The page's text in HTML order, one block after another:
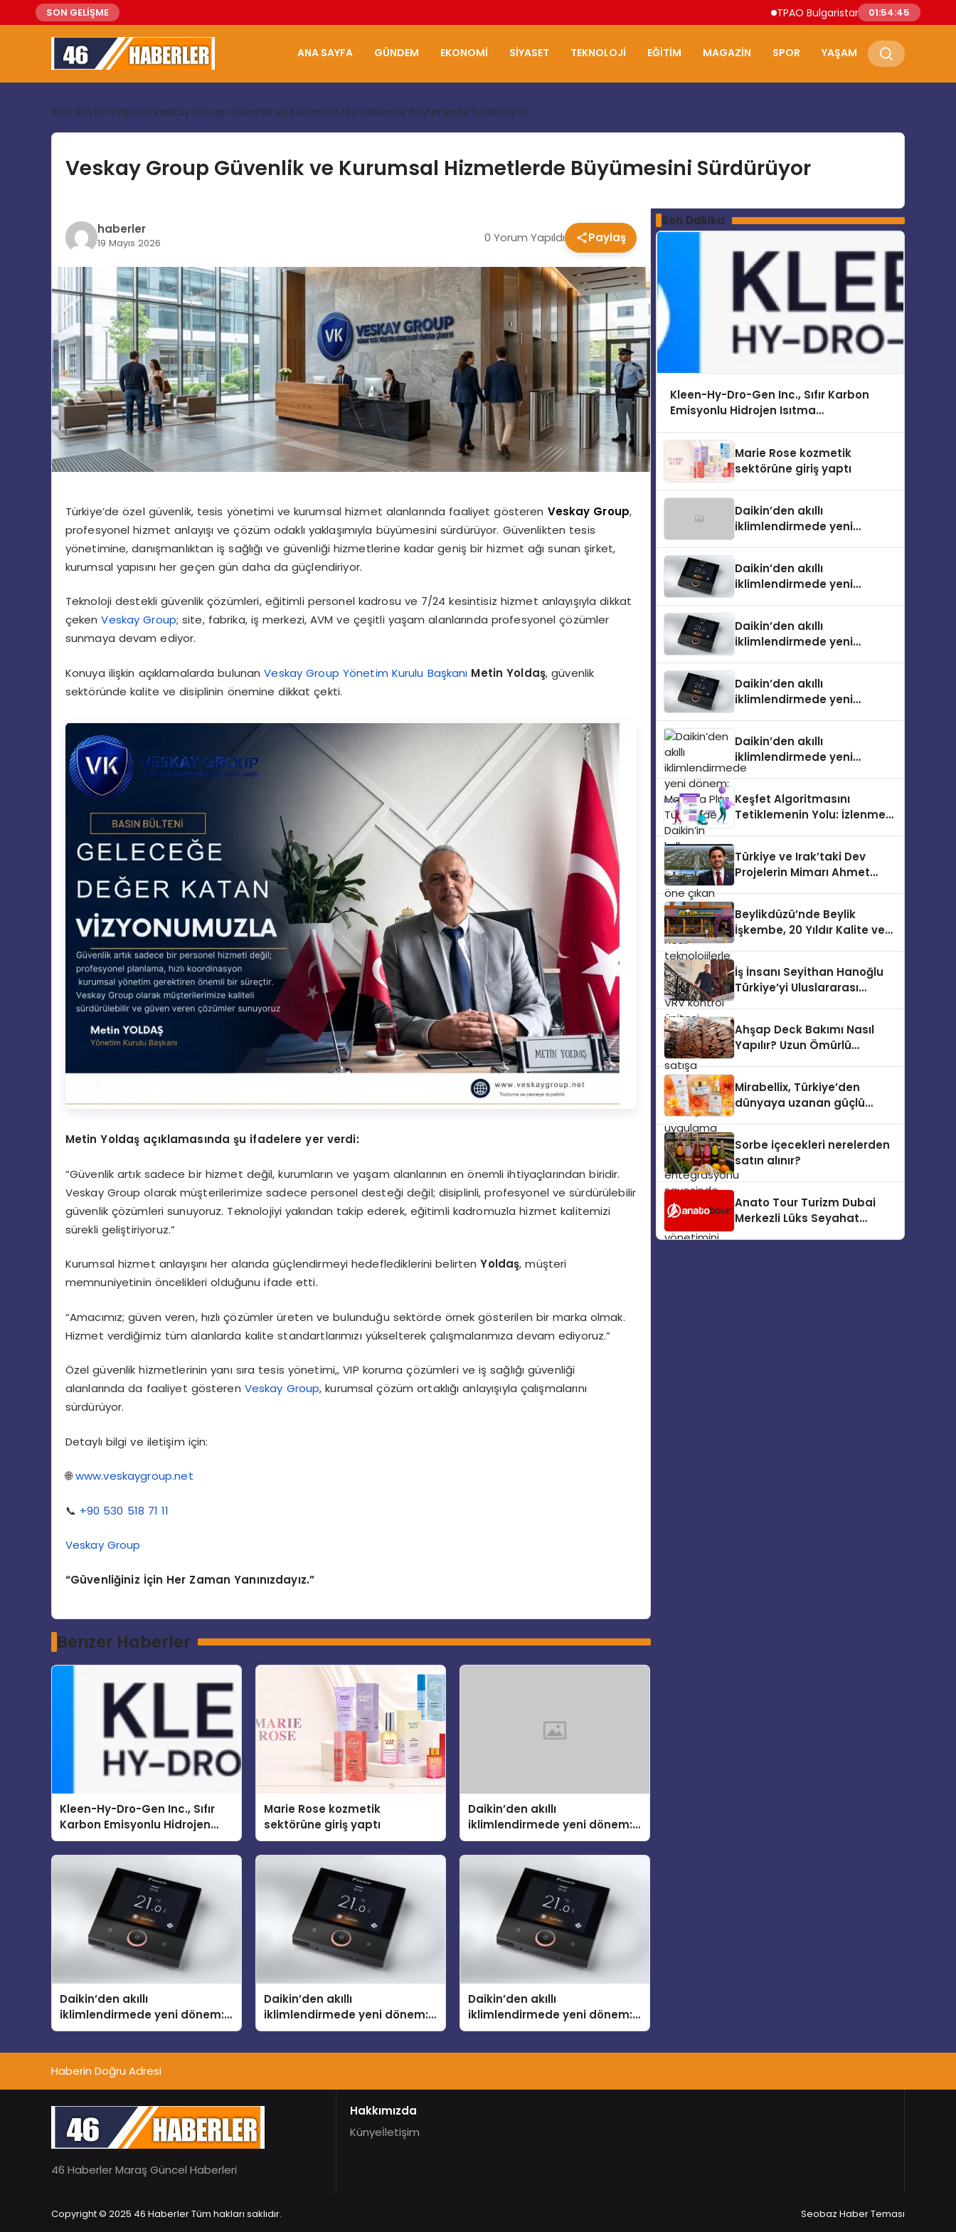
SON GELİŞME TPAO Bulgaristan Sularında Petrol ve
01:54:46
ANA SAYFA GÜNDEM EKONOMI SIYASET TEKNOLOJI EĞITIM MAGAZIN SPOR YAŞAM
Ana Sayfa Yaşam Veskay Group Güvenlik ve Kurumsal Hizmetlerde Büyümesini Sürdürüyor
Veskay Group Güvenlik ve Kurumsal Hizmetlerde Büyümesini Sürdürüyor
haberler
19 Mayıs 2026 0 Yorum Yapıldı Paylaş
Türkiye’de özel güvenlik, tesis yönetimi ve kurumsal hizmet alanlarında faaliyet gösteren Veskay Group,
profesyonel hizmet anlayışı ve çözüm odaklı yaklaşımıyla büyümesini sürdürüyor. Güvenlikten tesis
yönetimine, danışmanlıktan iş sağlığı ve güvenliği hizmetlerine kadar geniş bir hizmet ağı sunan şirket,
kurumsal yapısını her geçen gün daha da güçlendiriyor.
Teknoloji destekli güvenlik çözümleri, eğitimli personel kadrosu ve 7/24 kesintisiz hizmet anlayışıyla dikkat
çekenVeskay Group; site, fabrika, iş merkezi, AVM ve çeşitli yaşam alanlarında profesyonel çözümler
sunmaya devam ediyor.
Konuya ilişkin açıklamalarda bulunanVeskay Group Yönetim Kurulu Başkanı Metin Yoldaş, güvenlik
sektöründe kalite ve disiplinin önemine dikkat çekti.
Metin Yoldaş açıklamasında şu ifadelere yer verdi:
“Güvenlik artık sadece bir hizmet değil, kurumların ve yaşam alanlarının en önemli ihtiyaçlarından biridir.
Veskay Group olarak müşterilerimize sadece personel desteği değil; disiplinli, profesyonel ve sürdürülebilir
güvenlik çözümleri sunuyoruz. Teknolojiyi yakından takip ederek, eğitimli kadromuzla hizmet kalitemizi
sürekli geliştiriyoruz.”
Kurumsal hizmet anlayışını her alanda güçlendirmeyi hedeflediklerini belirtenYoldaş, müşteri
memnuniyetinin öncelikleri olduğunu ifade etti.
“Amacımız; güven veren, hızlı çözümler üreten ve bulunduğu sektörde örnek gösterilen bir marka olmak.
Hizmet verdiğimiz tüm alanlarda kalite standartlarımızı yükselterek çalışmalarımıza devam ediyoruz.”
Özel güvenlik hizmetlerinin yanı sıra tesis yönetimi,, VIP koruma çözümleri ve iş sağlığı güvenliği
alanlarında da faaliyet gösteren Veskay Group, kurumsal çözüm ortaklığı anlayışıyla çalışmalarını
sürdürüyor.
Detaylı bilgi ve iletişim için:
🌐www.veskaygroup.net
📞 +90 530 518 71 11
Veskay Group
“Güvenliğiniz İçin Her Zaman Yanınızdayız.”
Benzer Haberler
Kleen-Hy-Dro-Gen Inc., Sıfır
Karbon Emisyonlu Hidrojen
Isıtma Teknolojisinde ISO ve
TSSA Düzenleyici Onaylarını
Marie Rose kozmetik
sektörüne giriş yaptı
Daikin’den akıllı
iklimlendirmede yeni dönem:
Madoka Plus Türkiye’de
Daikin’den akıllı
iklimlendirmede yeni dönem:
Madoka Plus Türkiye’de
Daikin’den akıllı
iklimlendirmede yeni dönem:
Madoka Plus Türkiye’de
Daikin’den akıllı
iklimlendirmede yeni dönem:
Madoka Plus Türkiye’de
Son Dakika
Kleen-Hy-Dro-Gen Inc., Sıfır Karbon
Emisyonlu Hidrojen Isıtma
Onaylarını Aldı
Marie Rose kozmetik
sektörüne giriş yaptı
Daikin’den akıllı
iklimlendirmede yeni
Daikin’den akıllı
iklimlendirmede yeni
Daikin’den akıllı
iklimlendirmede yeni
Daikin’den akıllı
iklimlendirmede yeni
Daikin’den akıllı
iklimlendirmede yeni
dönem: Madoka Plus
dostu tasarımıyla öne çıkan
Madoka ailesinin yeni nesil
teknolojilerle donatılmış son
modeli VRV kontrol ünitesi
Madoka Plus Türkiye’de
satışa sunuldu. Tam
dokunmatik ekranı, mobil
uygulama desteği ve akıllı
sensör entegrasyonu
daha kolay, konforlu ve
verimli hale getiriyor. Enerji
verimliliğini artırırken
modern yaşam alanlarında
teknolojiyi estetik ile bulu
Keşfet Algoritmasını
Tetiklemenin Yolu: İzlenme
Türkiye ve Irak’taki Dev
Projelerin Mimarı Ahmet
Holding Industrial City”
Projesini Hayata Geçirecek
Beylikdüzü’nde Beylik
İşkembe, 20 Yıldır Kalite ve
İş İnsanı Seyithan Hanoğlu
Türkiye’yi Uluslararası
Ahşap Deck Bakımı Nasıl
Yapılır? Uzun Ömürlü
Mirabellix, Türkiye’den
dünyaya uzanan güçlü
Sorbe içecekleri nerelerden
satın alınır?
Anato Tour Turizm Dubai
Merkezli Lüks Seyahat
Haberin Doğru Adresi
46 Haberler Maraş Güncel Haberleri
Hakkımızda
Künyeİletişim
Copyright © 2025 46 Haberler Tüm hakları saklıdır. Seobaz Haber Teması